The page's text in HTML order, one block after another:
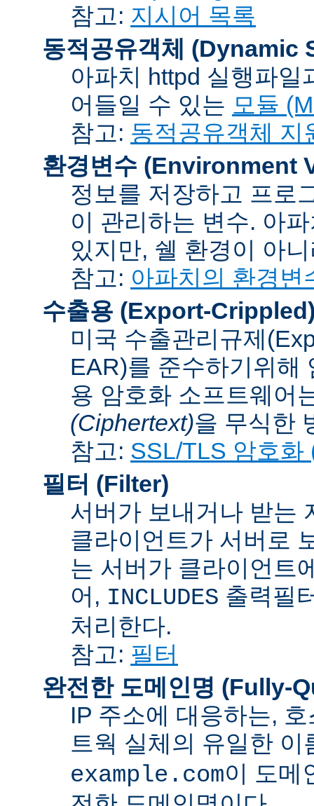
참고: 지시어 목록
동적공유객체 (Dynamic
아파치 httpd 실행파일
어들일 수 있는 모듈
참고: 동적공유객체 지
환경변수 (Environment
정보를 저장하고 프로
이 관리하는 변수. 아
있지만, 쉘 환경이 아
참고: 아파치의 환경변
수출용 (Export-
미국 수출관리규제
EAR)를 준수하기위해
용 암호화 소프트웨어
(Ciphertext)을 무식한
참고: SSL/TLS 암호화
필터 (Filter)
서버가 보내거나 받는
클라이언트가 서버로
는 서버가 클라이언트
어, INCLUDES 출력필
처리한다.
참고: 필터
완전한 도메인명 (Fully-
IP 주소에 대응하는,
트웍 실체의 유일한
example.com이 도메